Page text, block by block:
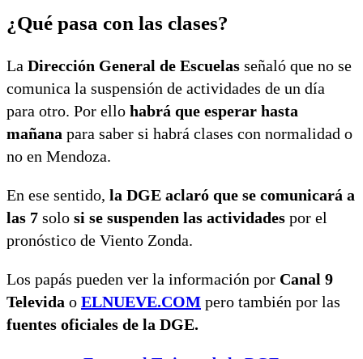
¿Qué pasa con las clases?
La Dirección General de Escuelas señaló que no se
comunica la suspensión de actividades de un día
para otro. Por ello habrá que esperar hasta
mañana para saber si habrá clases con normalidad o
no en Mendoza.
En ese sentido, la DGE aclaró que se comunicará a
las 7 solo si se suspenden las actividades por el
pronóstico de Viento Zonda.
Los papás pueden ver la información por Canal 9
Televida o ELNUEVE.COM pero también por las
fuentes oficiales de la DGE.